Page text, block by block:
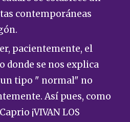
contemporáneas
pacientemente, el
donde se nos explica
un tipo " normal" no
Así pues, como
¡VIVAN LOS